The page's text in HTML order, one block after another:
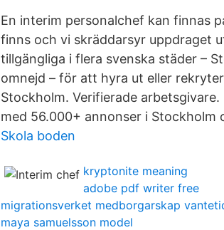
En interim personalchef kan finnas
finns och vi skräddarsyr uppdraget
tillgängliga i flera svenska städer –
omnejd – för att hyra ut eller
Stockholm. Verifierade
med 56.000+ annonser i Stockholm
Skola boden
kryptonite meaning
adobe pdf writer free
migrationsverket medborgarskap
maya samuelsson model